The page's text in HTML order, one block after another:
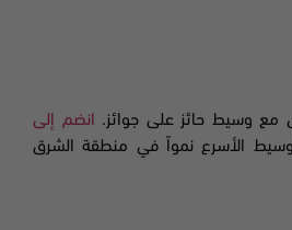
مع وسيط حائز على جوائز.
انضم إلى
الأسرع نمواً في منطقة الشرق